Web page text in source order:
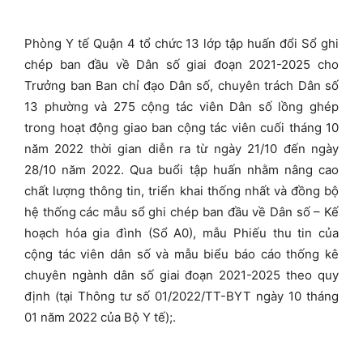
Phòng Y tế Quận 4 tổ chức 13 lớp tập huấn đổi Sổ ghi
chép ban đầu về Dân số giai đoạn 2021-2025 cho
Trưởng ban Ban chỉ đạo Dân số, chuyên trách Dân số
13 phường và 275 cộng tác viên Dân số lồng ghép
trong hoạt động giao ban cộng tác viên cuối tháng 10
năm 2022 thời gian diễn ra từ ngày 21/10 đến ngày
28/10 năm 2022. Qua buổi tập huấn nhằm nâng cao
chất lượng thông tin, triển khai thống nhất và đồng bộ
hệ thống các mẫu sổ ghi chép ban đầu về Dân số – Kế
hoạch hóa gia đình (Sổ A0), mẫu Phiếu thu tin của
cộng tác viên dân số và mẫu biểu báo cáo thống kê
chuyên ngành dân số giai đoạn 2021-2025 theo quy
định (tại Thông tư số 01/2022/TT-BYT ngày 10 tháng
01 năm 2022 của Bộ Y tế);.